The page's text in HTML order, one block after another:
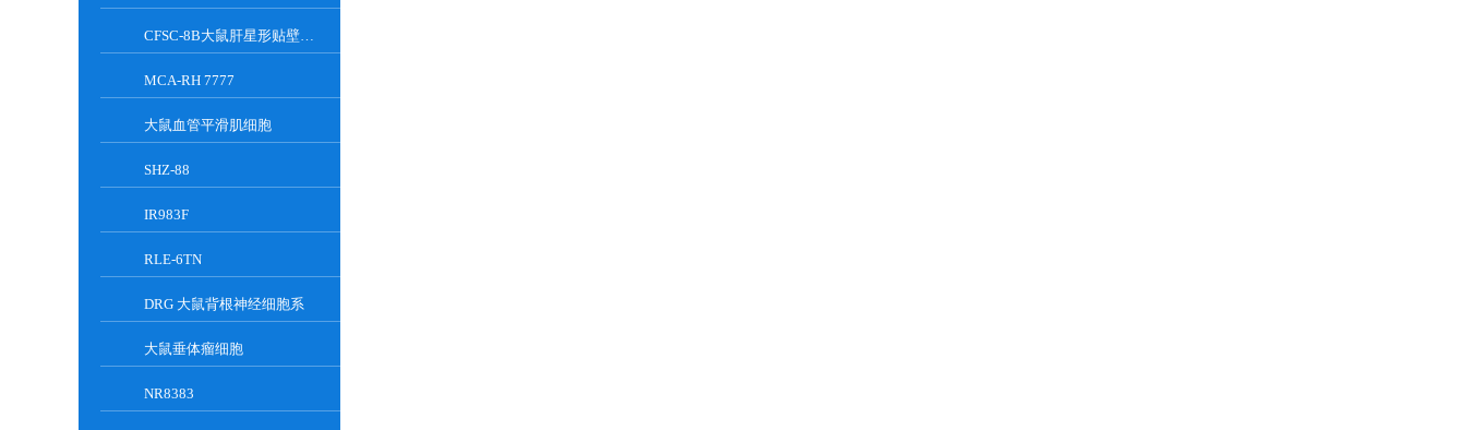
CFSC-8B大鼠肝星形贴壁细胞系
MCA-RH 7777
大鼠血管平滑肌细胞
SHZ-88
IR983F
RLE-6TN
DRG 大鼠背根神经细胞系
大鼠垂体瘤细胞
NR8383